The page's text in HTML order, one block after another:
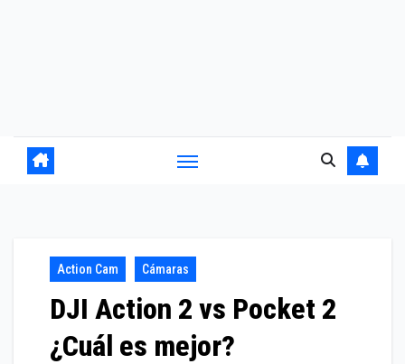
Action Cam Cámaras
DJI Action 2 vs Pocket 2
¿Cuál es mejor?